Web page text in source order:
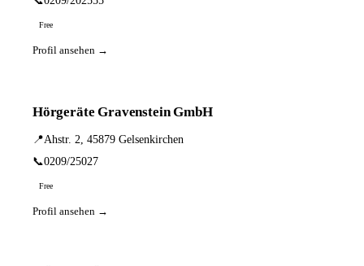
Free
Profil ansehen →
Hörgeräte Gravenstein GmbH
📍Ahstr. 2, 45879 Gelsenkirchen
📞0209/25027
Free
Profil ansehen →